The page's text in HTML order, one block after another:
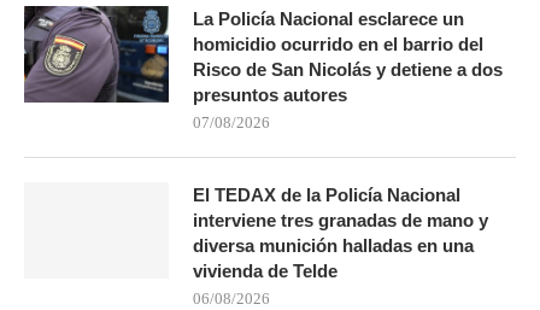
La Policía Nacional esclarece un
homicidio ocurrido en el barrio del
Risco de San Nicolás y detiene a dos
presuntos autores
07/08/2026
El TEDAX de la Policía Nacional
interviene tres granadas de mano y
diversa munición halladas en una
vivienda de Telde
06/08/2026